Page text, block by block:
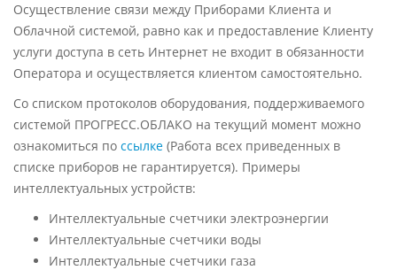
Осуществление связи между Приборами Клиента и
Облачной системой, равно как и предоставление Клиенту
услуги доступа в сеть Интернет не входит в обязанности
Оператора и осуществляется клиентом самостоятельно.
Со списком протоколов оборудования, поддерживаемого
системой ПРОГРЕСС.ОБЛАКО на текущий момент можно
ознакомиться по ссылке (Работа всех приведенных в
списке приборов не гарантируется). Примеры
интеллектуальных устройств:
Интеллектуальные счетчики электроэнергии
Интеллектуальные счетчики воды
Интеллектуальные счетчики газа